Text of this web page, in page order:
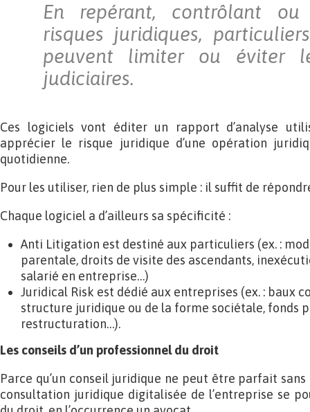
En repérant, contrôlant ou
risques juridiques,
peuvent limiter ou éviter
judiciaires.
Ces logiciels vont éditer un rapport d’analyse
apprécier le risque juridique d’une opération
quotidienne.
Pour les utiliser, rien de plus simple : il suffit de
Chaque logiciel a d’ailleurs sa spécificité :
Anti Litigation est destiné aux particuliers (ex. :
parentale, droits de visite des ascendants,
salarié en entreprise…)
Juridical Risk est dédié aux entreprises (ex. : baux
structure juridique ou de la forme sociétale, fonds
restructuration…).
Les conseils d’un professionnel du droit
Parce qu’un conseil juridique ne peut être parfait
consultation juridique digitalisée de l’entreprise se